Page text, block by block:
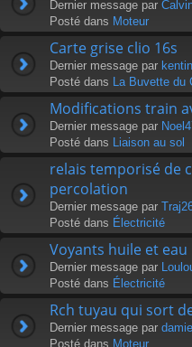
Dernier message par
Posté dans Moteur
Carte grise clio 16s
Dernier message par
Posté dans
La Buvette du
Modifications train
Dernier message par
Posté dans
Liaison au sol
relais temporisé de
percolation
Dernier message par
Posté dans Électricité
Voyants huile et eau
Dernier message par
Posté dans Électricité
Rch tuyau qui sort
Dernier message par
Posté dans Moteur